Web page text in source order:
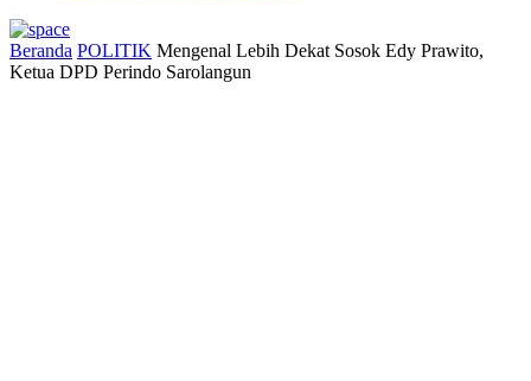
Beranda POLITIK Mengenal Lebih Dekat Sosok Edy Prawito,
Ketua DPD Perindo Sarolangun